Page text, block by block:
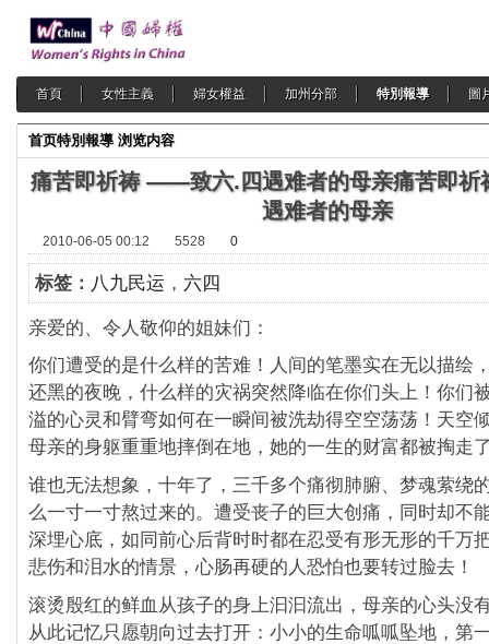
首頁 女性主義 婦女權益 加州分部 特別報導 圖
首页特別報導 浏览内容
痛苦即祈祷 ――致六.四遇难者的母亲痛苦即
遇难者的母亲
2010-06-05 00:12 5528 0
标签： 八九民运 ， 六四
亲爱的、令人敬仰的姐妹们：
你们遭受的是什么样的苦难！人间的笔墨实在无以描绘
还黑的夜晚，什么样的灾祸突然降临在你们头上！你们
溢的心灵和臂弯如何在一瞬间被洗劫得空空荡荡！天空
母亲的身躯重重地摔倒在地，她的一生的财富都被掏走
谁也无法想象，十年了，三千多个痛彻肺腑、梦魂萦绕
么一寸一寸熬过来的。遭受丧子的巨大创痛，同时却不
深埋心底，如同前心后背时时都在忍受有形无形的千万
悲伤和泪水的情景，心肠再硬的人恐怕也要转过脸去！
滚烫殷红的鲜血从孩子的身上汩汩流出，母亲的心头没
从此记忆只愿朝向过去打开：小小的生命呱呱坠地，第